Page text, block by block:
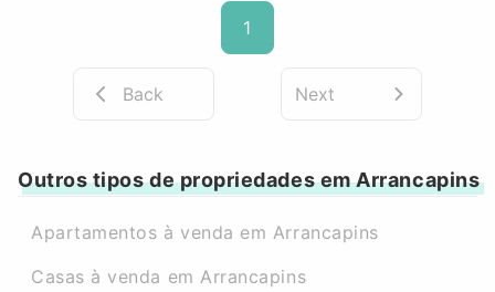
1
Back Next
Outros tipos de propriedades em Arrancapins
Apartamentos à venda em Arrancapins
Casas à venda em Arrancapins